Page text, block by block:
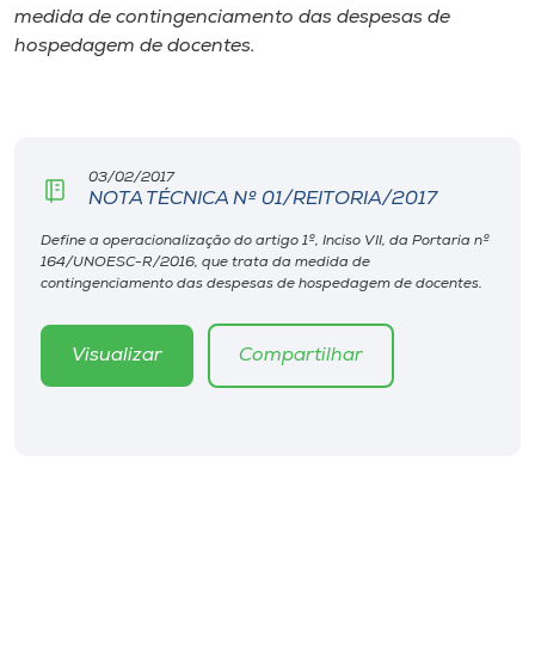
Cultura
Biblioteca
Editora
Rádio
medida de contingenciamento das despesas de
hospedagem de docentes.
03/02/2017
NOTA TÉCNICA Nº 01/REITORIA/2017
Define a operacionalização do artigo 1º, Inciso VII, da Portaria nº
164/UNOESC-R/2016, que trata da medida de
contingenciamento das despesas de hospedagem de docentes.
Visualizar Compartilhar